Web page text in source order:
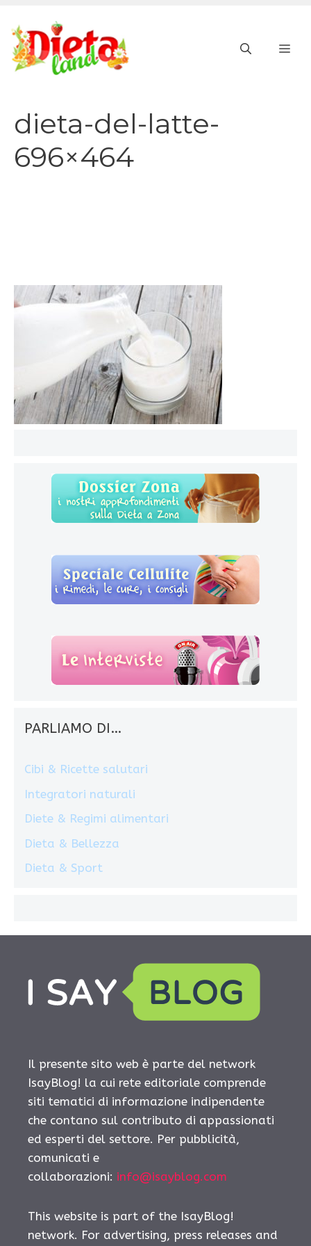
contenuto
dieta-del-latte-
696×464
PARLIAMO DI…
Cibi & Ricette salutari
Integratori naturali
Diete & Regimi alimentari
Dieta & Bellezza
Dieta & Sport
Il presente sito web è parte del network
IsayBlog! la cui rete editoriale comprende
siti tematici di informazione indipendente
che contano sul contributo di appassionati
ed esperti del settore. Per pubblicità,
comunicati e
collaborazioni: info@isayblog.com
This website is part of the IsayBlog!
network. For advertising, press releases and